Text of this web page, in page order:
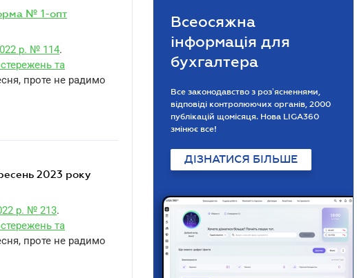
№ 1-опт
р. № 114.
та
проте не радимо
р. № 213.
та
проте не радимо
Всеосяжна
інформація для
бухгалтера
Все законодавство з розʼясненнями,
відповіді контролюючих органів, 2000
публікацій щомісяця. Нова LIGA360
змінює все!
ДІЗНАТИСЯ БІЛЬШЕ